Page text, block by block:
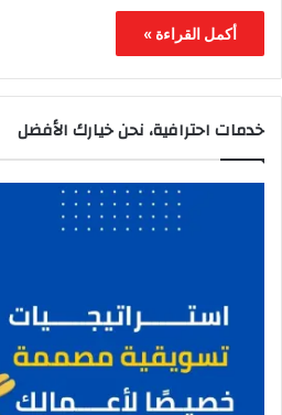
أكمل القراءة »
خدمات احترافية، نحن خيارك الأفضل